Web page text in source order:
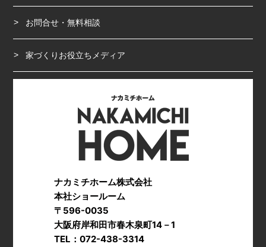
お問合せ・無料相談
家づくりお役立ちメディア
ナカミチホーム株式会社
本社ショールーム
〒596-0035
大阪府岸和田市春木泉町14－1
TEL：072-438-3314